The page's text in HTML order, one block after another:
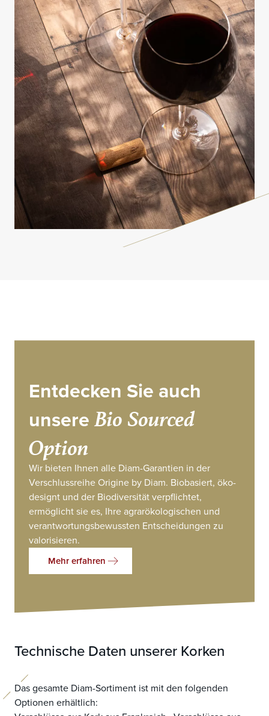
Entdecken Sie auch
unsereBio Sourced
Option
Wir bieten Ihnen alle Diam-Garantien in der
Verschlussreihe Origine by Diam. Biobasiert, öko-
designt und der Biodiversität verpflichtet,
ermöglicht sie es, Ihre agrarökologischen und
verantwortungsbewussten Entscheidungen zu
valorisieren.
Mehr erfahren
Technische Daten unserer Korken
Das gesamte Diam-Sortiment ist mit den folgenden
Optionen erhältlich: